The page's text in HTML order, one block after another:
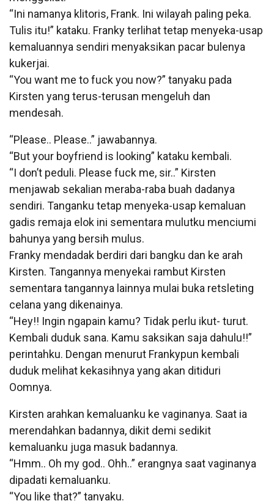
“Ini namanya klitoris, Frank. Ini wilayah paling peka.
Tulis itu!” kataku. Franky terlihat tetap menyeka-usap
kemaluannya sendiri menyaksikan pacar bulenya
kukerjai.
“You want me to fuck you now?” tanyaku pada
Kirsten yang terus-terusan mengeluh dan
mendesah.
“Please.. Please..” jawabannya.
“But your boyfriend is looking” kataku kembali.
“I don’t peduli. Please fuck me, sir..” Kirsten
menjawab sekalian meraba-raba buah dadanya
sendiri. Tanganku tetap menyeka-usap kemaluan
gadis remaja elok ini sementara mulutku menciumi
bahunya yang bersih mulus.
Franky mendadak berdiri dari bangku dan ke arah
Kirsten. Tangannya menyekai rambut Kirsten
sementara tangannya lainnya mulai buka retsleting
celana yang dikenainya.
“Hey!! Ingin ngapain kamu? Tidak perlu ikut- turut.
Kembali duduk sana. Kamu saksikan saja dahulu!!”
perintahku. Dengan menurut Frankypun kembali
duduk melihat kekasihnya yang akan ditiduri
Oomnya.
Kirsten arahkan kemaluanku ke vaginanya. Saat ia
merendahkan badannya, dikit demi sedikit
kemaluanku juga masuk badannya.
“Hmm.. Oh my god.. Ohh..” erangnya saat vaginanya
dipadati kemaluanku.
“You like that?” tanyaku.